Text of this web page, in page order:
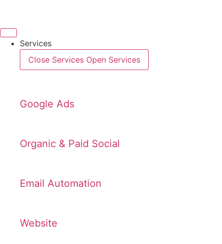
indhold
Services
Close Services Open Services
Google Ads
Organic & Paid Social
Email Automation
Website